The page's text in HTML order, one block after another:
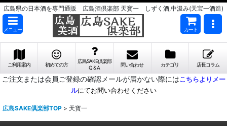
広島県の日本酒を専門通販 広島酒倶楽部 天寳一 しずく酒,中汲み(天宝一酒造)
メニュー カート
ご利用案内 初めての方
広島SAKE倶楽部
Q & A
問い合わせ カテゴリ 店長コラム
ご注文または会員ご登録の確認メールが届かない際にはこちらよりメー
ルにてお問い合わせください
広島SAKE倶楽部TOP > 天寳一